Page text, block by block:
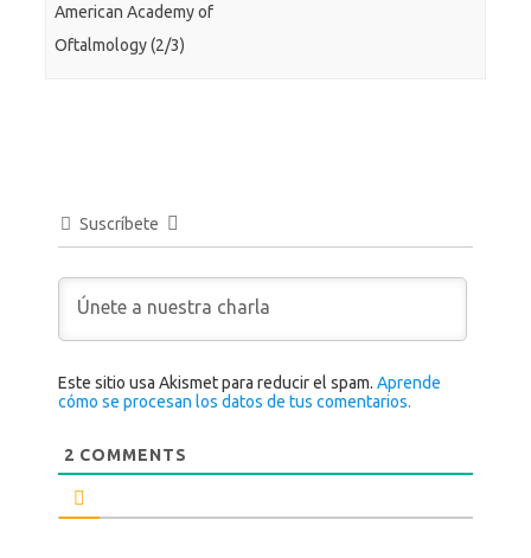
American Academy of
Oftalmology (2/3)
Suscríbete
Este sitio usa Akismet para reducir el spam.Aprende
cómo se procesan los datos de tus comentarios.
2 COMMENTS